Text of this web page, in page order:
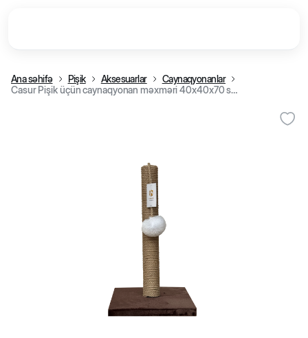
Ana səhifə Pişik Aksesuarlar
Caynaqyonanlar
Casur Pişik üçün caynaqyonan məxməri 40x40x70 sm, qəhvəyi